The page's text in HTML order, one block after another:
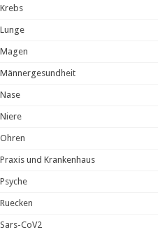
Krebs
Lunge
Magen
Männergesundheit
Nase
Niere
Ohren
Praxis und Krankenhaus
Psyche
Ruecken
Sars-CoV2